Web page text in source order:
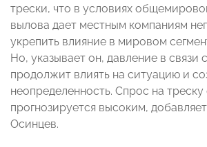
трески, что в условиях
вылова дает местным компаниям
укрепить влияние в мировом
Но, указывает он, давление в связи
продолжит влиять на ситуацию и
неопределенность. Спрос на треску
прогнозируется высоким,
Осинцев.